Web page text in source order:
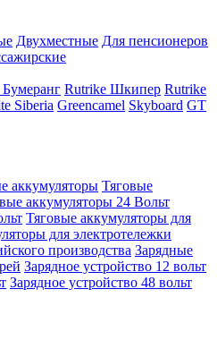
Двухместные Для пенсионеров
Rutrike Шкипер Rutrike
Siberia Greencamel Skyboard GT
аккумуляторы Тяговые
аккумуляторы 24 Вольт
Тяговые аккумуляторы для
для электротележки
производства Зарядные
Зарядное устройство 12 вольт
Зарядное устройство 48 вольт